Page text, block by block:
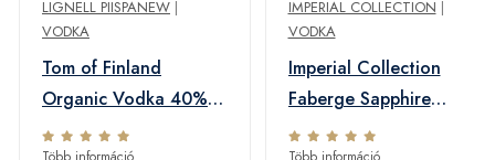
LIGNELL PIISPANEW |
VODKA
Tom of Finland
Organic Vodka 40%
0,5L
IMPERIAL COLLECTION |
VODKA
Imperial Collection
Faberge Sapphire
40% 0,7L